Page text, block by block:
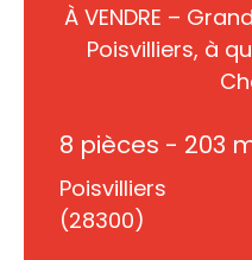
À VENDRE –
Poisvilliers, à
8 pièces - 203
Poisvilliers
(28300)